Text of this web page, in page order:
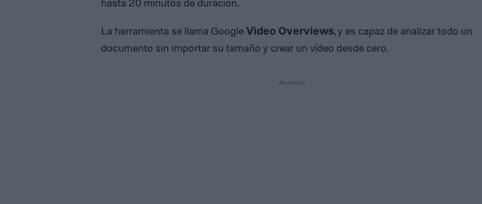
La herramienta se llama GoogleVideo Overviews, y es capaz de analizar todo un
documento sin importar su tamaño y crear un vídeo desde cero.